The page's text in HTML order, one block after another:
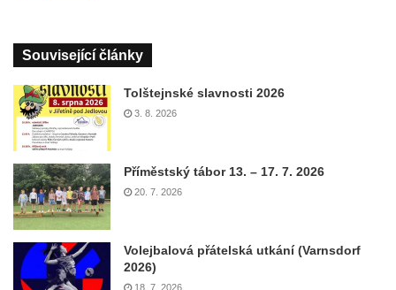
Související články
Tolštejnské slavnosti 2026
3. 8. 2026
Příměstský tábor 13. – 17. 7. 2026
20. 7. 2026
Volejbalová přátelská utkání (Varnsdorf
2026)
18. 7. 2026